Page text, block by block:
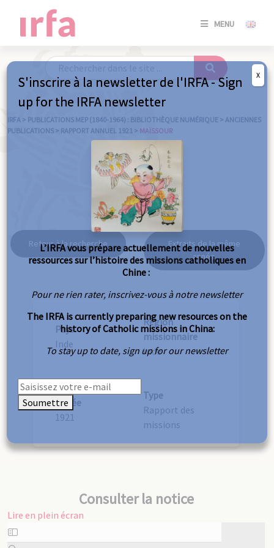
MENU
SE
/
IRFA > PUBLICATIONS MEP (1840-1964) : BIBLIOTHÈQUE NUMÉRIQUE > ANCIENNES
PUBLICATIONS > RAPPORT ANNUEL 1921 > MAÏSSOUR
Maïssour
Retour à la recherche
Extraits de la même
année
Pays
Inde
Région
missionnaire
Inde
Année
1921
Type
Rapport des
missions
Consulter la notice
Lire en plein écran
Aller
au
S'inscrire à la newsletter de l'IRFA - Sign
up for the IRFA newsletter
L’IRFA vous prépare actuellement de nouvelles
ressources sur l’histoire des missions catholiques en
Chine :
Pour ne rien rater, inscrivez-vous à notre newsletter
The IRFA is currently preparing new resources on the
history of Catholic missions in China:
To stay up to date, sign up for our newsletter
Soumettre
X